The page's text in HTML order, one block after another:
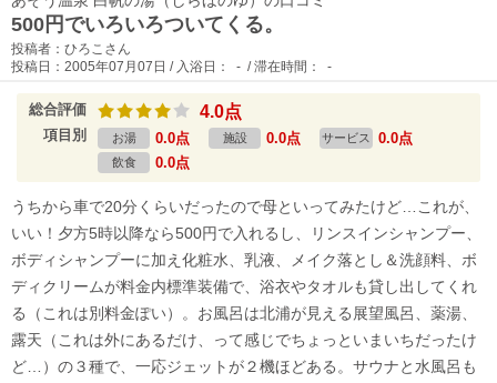
500円でいろいろついてくる。
投稿者：ひろこさん
投稿日：2005年07月07日 / 入浴日： - / 滞在時間： -
総合評価 4.0点
項目別 お湯 0.0点 施設 0.0点 サービス 0.0点
飲食 0.0点
うちから車で20分くらいだったので母といってみたけど…これが、
いい！夕方5時以降なら500円で入れるし、リンスインシャンプー、
ボディシャンプーに加え化粧水、乳液、メイク落とし＆洗顔料、ボ
ディクリームが料金内標準装備で、浴衣やタオルも貸し出してくれ
る（これは別料金ぽい）。お風呂は北浦が見える展望風呂、薬湯、
露天（これは外にあるだけ、って感じでちょっといまいちだったけ
ど…）の３種で、一応ジェットが２機ほどある。サウナと水風呂も